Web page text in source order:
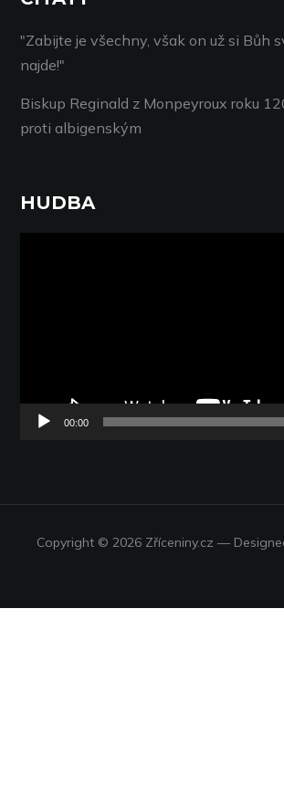
"Zabijte je všechny, však on už si Bůh
najde!"
Biskup Reginald z Monpeyroux roku
proti albigenským
HUDBA
00:00
Copyright © 2026 Zříceniny.cz —